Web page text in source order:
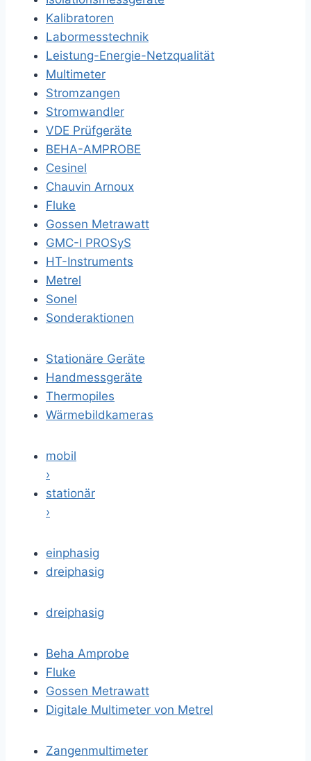
Kalibratoren
Labormesstechnik
Leistung-Energie-Netzqualität
Multimeter
Stromzangen
Stromwandler
VDE Prüfgeräte
BEHA-AMPROBE
Cesinel
Chauvin Arnoux
Fluke
Gossen Metrawatt
GMC-I PROSyS
HT-Instruments
Metrel
Sonel
Sonderaktionen
Stationäre Geräte
Handmessgeräte
Thermopiles
Wärmebildkameras
mobil
›
stationär
›
einphasig
dreiphasig
dreiphasig
Beha Amprobe
Fluke
Gossen Metrawatt
Digitale Multimeter von Metrel
Zangenmultimeter